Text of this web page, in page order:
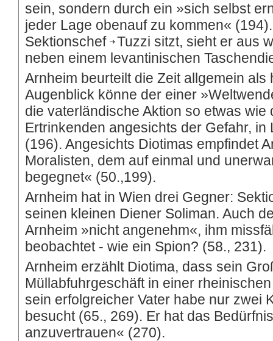
sein, sondern durch ein »sich selbst
jeder Lage obenauf zu kommen«
Sektionschef
Tuzzi sitzt, sieht er aus
neben einem levantinischen
Arnheim beurteilt die Zeit allgemein
Augenblick könne der einer
die vaterländische Aktion so etwas
Ertrinkenden angesichts der Gefahr,
(196). Angesichts Diotimas empfindet
Moralisten, dem auf einmal und
begegnet« (50.,199).
Arnheim hat in Wien drei Gegner:
seinen kleinen Diener Soliman. Auch
Arnheim »nicht angenehm«, ihm
beobachtet - wie ein Spion? (58., 231).
Arnheim erzählt Diotima, dass sein
Müllabfuhrgeschäft in einer
sein erfolgreicher Vater habe nur zwei
besucht (65., 269). Er hat das
anzuvertrauen« (270).